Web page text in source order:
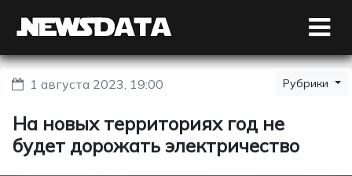
1 августа 2023, 19:00 Рубрики
На новых территориях год не
будет дорожать электричество